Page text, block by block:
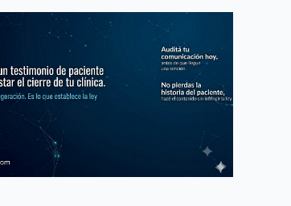
Con Sitios Web Abandonados
Estás Perdiendo Pacientes